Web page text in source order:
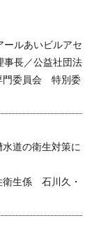
ルあいビルアセ
長／公益社団法
門委員会 特別委
道の衛生対策に
衛生係 石川久・